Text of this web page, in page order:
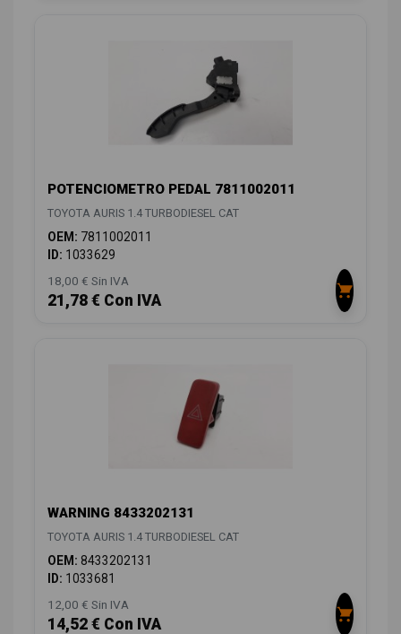
POTENCIOMETRO PEDAL 7811002011
TOYOTA AURIS 1.4 TURBODIESEL CAT
OEM: 7811002011
ID: 1033629
18,00 € Sin IVA
21,78 € Con IVA
WARNING 8433202131
TOYOTA AURIS 1.4 TURBODIESEL CAT
OEM: 8433202131
ID: 1033681
12,00 € Sin IVA
14,52 € Con IVA